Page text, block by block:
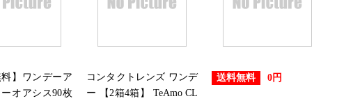
】ワンデーア
オアシス90枚
コンタクトレンズ ワンデ
ー 【2箱4箱】 TeAmo CL
送料無料 0円